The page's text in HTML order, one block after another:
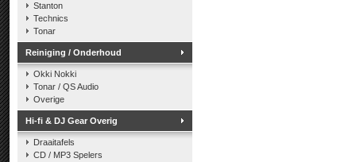
Stanton
Technics
Tonar
Reiniging / Onderhoud
Okki Nokki
Tonar / QS Audio
Overige
Hi-fi & DJ Gear Overig
Draaitafels
CD / MP3 Spelers